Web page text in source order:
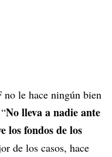
no le hace ningún bien
No lleva a nadie ante
los fondos de los
de los casos, hace